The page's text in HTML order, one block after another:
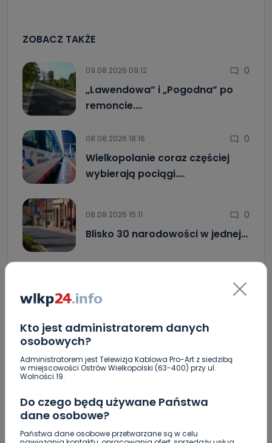
Kto jest administratorem danych
osobowych?
Administratorem jest Telewizja Kablowa Pro-Art z siedzibą
w miejscowości Ostrów Wielkopolski (63-400) przy ul.
Wolności 19.
Do czego będą używane Państwa
dane osobowe?
Państwa dane osobowe przetwarzane są w celu
ZOBACZ TAKŻE
09.08.2026 09:12 0
„Lawendowa” i „Pogodna” po
remoncie.…
08.08.2026 18:16 0
Wielkopolanie coraz częściej
wybierają pociągi.…
08.08.2026 15:11 0
Blisko 30 narodowości w jednej…
Upały i burze. Porady dla właścicieli zwierząt
[WIDEO]
Raulin, Witkowska, Marciniak, Kowalska. "Odyseja
Antonińska" dzień drugi [FOTO]
Auto rozbite na drzewie. Poszkodowani nie mogli z
niego wyjść [FOTO]
Nastolatek w szpitalu po zderzeniu osobówki z
motocyklem
Uważaj na oszustwo! Przychodzą maile z